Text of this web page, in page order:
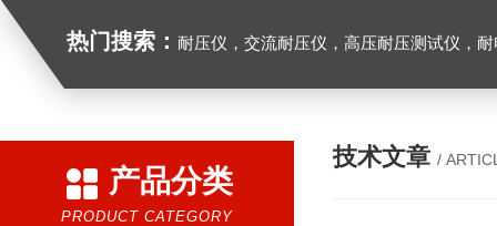
热门搜索： 耐压仪，交流耐压仪，高压耐压测试仪，
产品分类
PRODUCT CATEGORY
技术文章 /